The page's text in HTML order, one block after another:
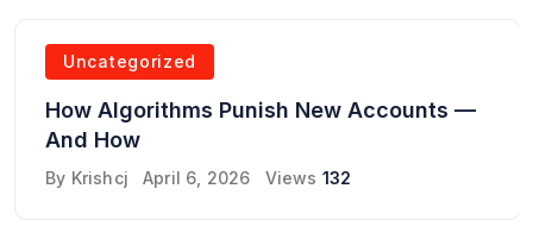
Uncategorized
How Algorithms Punish New Accounts —
And How
By Krishcj April 6, 2026 Views 132